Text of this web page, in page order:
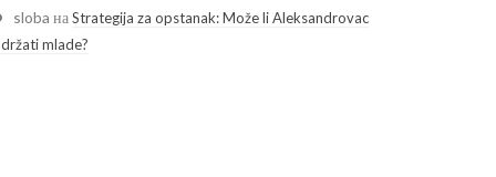
sloba наStrategija za opstanak: Može li Aleksandrovac
mlade?